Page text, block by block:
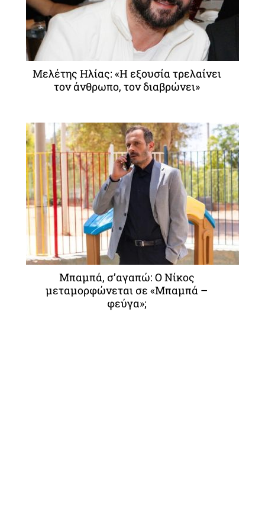
Μελέτης Ηλίας: «Η εξουσία τρελαίνει
τον άνθρωπο, τον διαβρώνει»
Μπαμπά, σ’αγαπώ: O Νίκος
μεταμορφώνεται σε «Μπαμπά –
φεύγα»;